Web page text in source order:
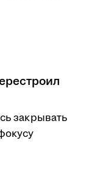
закрывать